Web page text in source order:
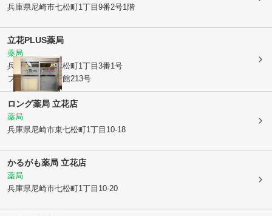
兵庫県尼崎市七松町1丁目9番2号1階
立花PLUS薬局
薬局
兵庫県尼崎市七松町1丁目3番1号
フェスタ立花南館213号
ロング薬局 立花店
薬局
兵庫県尼崎市東七松町1丁目10-18
かるがも薬局 立花店
薬局
兵庫県尼崎市七松町1丁目10-20